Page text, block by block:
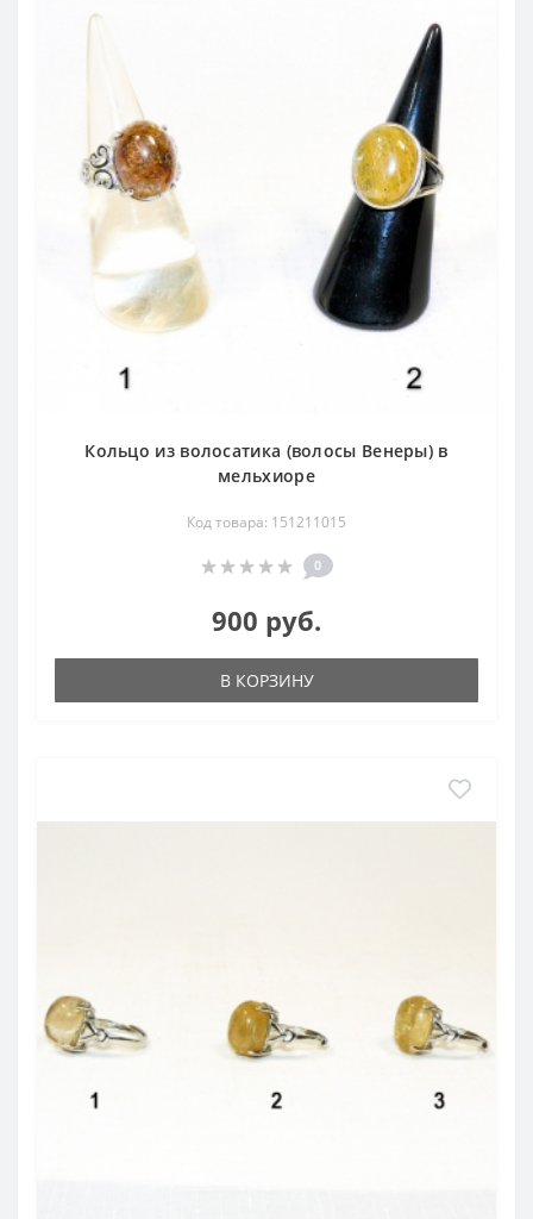
Кольцо из волосатика (волосы Венеры) в
мельхиоре
Код товара: 151211015
0
900 руб.
В КОРЗИНУ